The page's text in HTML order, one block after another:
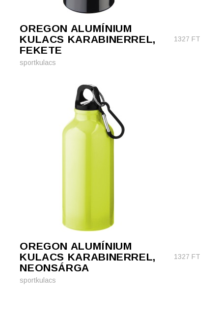
OREGON ALUMÍNIUM
KULACS KARABINERREL,
FEKETE
1327 FT
sportkulacs
OREGON ALUMÍNIUM
KULACS KARABINERREL,
NEONSÁRGA
1327 FT
sportkulacs